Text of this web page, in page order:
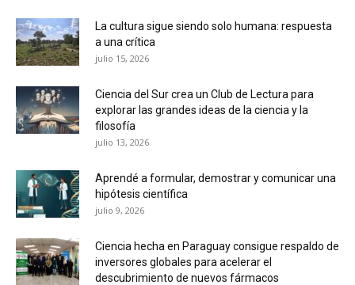
La cultura sigue siendo solo humana: respuesta
a una crítica
julio 15, 2026
Ciencia del Sur crea un Club de Lectura para
explorar las grandes ideas de la ciencia y la
filosofía
julio 13, 2026
Aprendé a formular, demostrar y comunicar una
hipótesis científica
julio 9, 2026
Ciencia hecha en Paraguay consigue respaldo de
inversores globales para acelerar el
descubrimiento de nuevos fármacos